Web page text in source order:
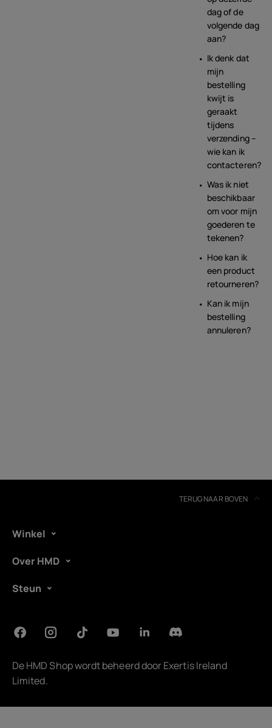
dag of de
volgende dag
aan?
Ik denk dat
mijn
bestelling
kwijt is
geraakt
tijdens
verzending –
wie kan ik
contacteren?
Was ik niet
beschikbaar
om voor mijn
goederen te
tekenen?
Hoe kan ik
een product
retourneren?
Kan ik mijn
bestelling
annuleren?
TERUG NAAR BOVEN
Winkel
Over HMD
Steun
De HMD Shop wordt beheerd doorExertis Ireland
Limited.